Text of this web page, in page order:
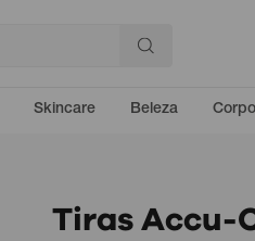
Skincare Beleza Corpo
Tiras Accu-